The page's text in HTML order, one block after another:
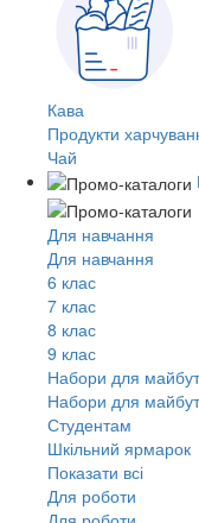
Кава
Продукти
Чай
Для навчання
Для навчання
6 клас
7 клас
8 клас
9 клас
Набори для
Набори для
Студентам
Шкільний ярмарок
Показати всі
Для роботи